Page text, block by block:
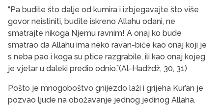
“Pa budite što dalje od kumira i izbjegavajte što više
govor neistiniti, budite iskreno Allahu odani, ne
smatrajte nikoga Njemu ravnim! A onaj ko bude
smatrao da Allahu ima neko ravan-biće kao onaj koji je
s neba pao i koga su ptice razgrabile, ili kao onaj kojeg
je vjetar u daleki predio odnio.”(Al-Hadždž, 30, 31)
Pošto je mnogoboštvo gnijezdo laži i grijeha Kur’an je
pozvao ljude na obožavanje jednog jedinog Allaha.